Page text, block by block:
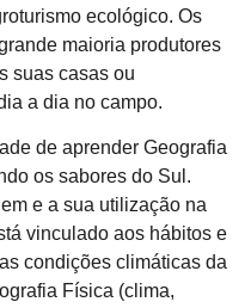
ecológico. Os
maioria produtores
suas casas ou
a dia no campo.
de aprender Geografia
os sabores do Sul.
e a sua utilização na
vinculado aos hábitos e
condições climáticas da
Física (clima,